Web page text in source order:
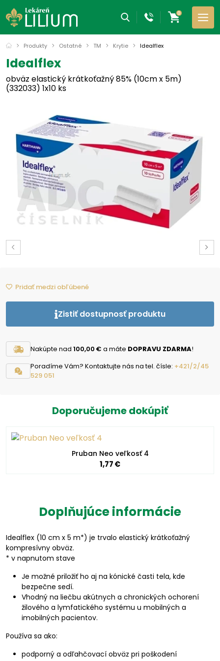
0
Produkty Ostatné TM Krytie Idealflex
Idealflex
obväz elastický krátkoťažný 85% (10cm x 5m)
(332033) 1x10 ks
Pridať medzi obľúbené
Zistiť dostupnosť produktu
Nakúpte nad 100,00 € a máte DOPRAVU ZDARMA!
Poradíme Vám? Kontaktujte nás na tel. čísle: +421/2/45
529 051
Doporučujeme dokúpiť
Pruban Neo veľkosť 4
1,77 €
Doplňujúce informácie
Idealflex (10 cm x 5 m*) je trvalo elastický krátkoťažný
kompresívny obväz.
* v napnutom stave
Je možné priložiť ho aj na kónické časti tela, kde
bezpečne sedí.
Vhodný na liečbu akútnych a chronických ochorení
žilového a lymfatického systému u mobilných a
imobilných pacientov.
Používa sa ako:
podporný a odľahčovací obväz pri poškodení